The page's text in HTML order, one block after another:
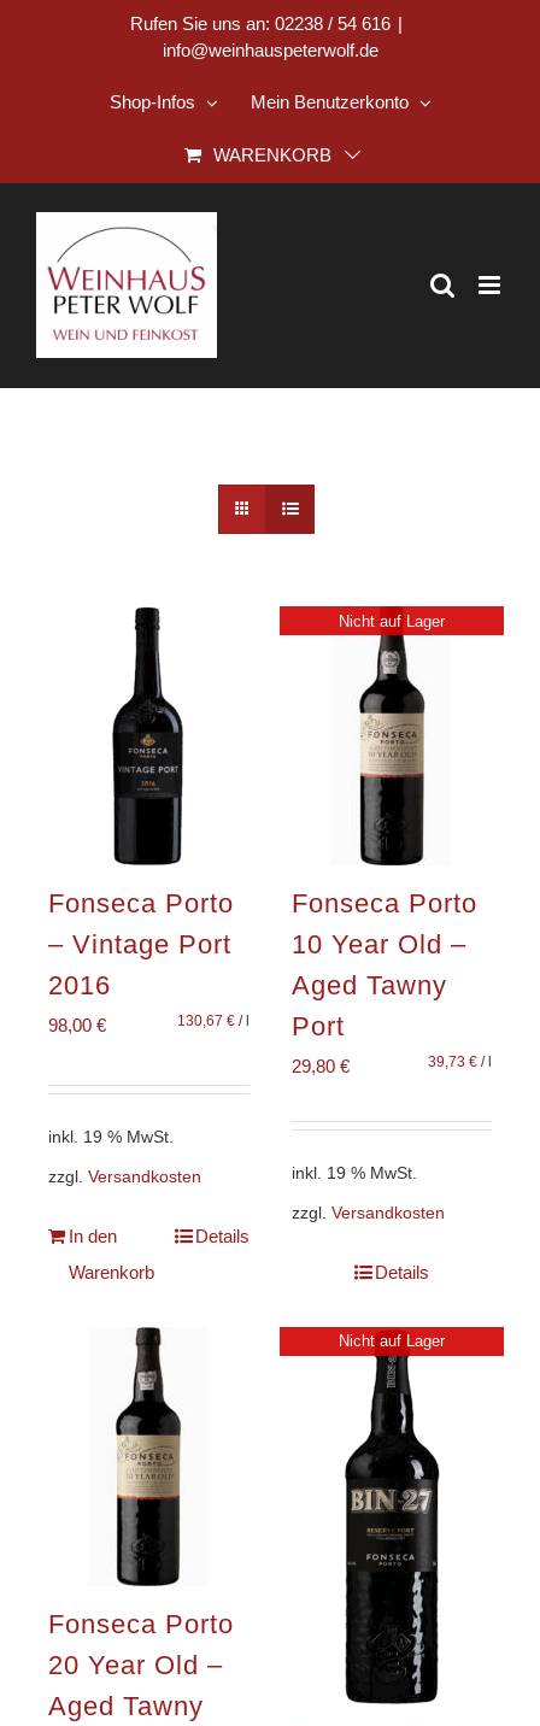
Rufen Sie uns an: 02238 / 54 616 |
info@weinhauspeterwolf.de
Shop-Infos Mein Benutzerkonto
WARENKORB
Fonseca Porto
– Vintage Port
2016
98,00 € 130,67 €/l
inkl. 19 % MwSt.
zzgl. Versandkosten
In den
Warenkorb
Details
Nicht auf Lager
Fonseca Porto
10 Year Old –
Aged Tawny
Port
29,80 € 39,73 € /l
inkl. 19 % MwSt.
zzgl. Versandkosten
Details
Fonseca Porto
20 Year Old –
Aged Tawny
Nicht auf Lager